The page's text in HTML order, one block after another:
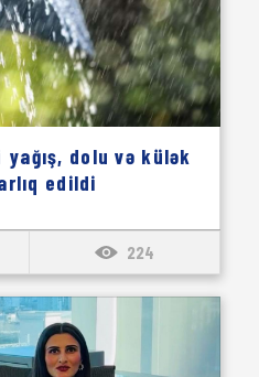
dolu və külək
edildi
224